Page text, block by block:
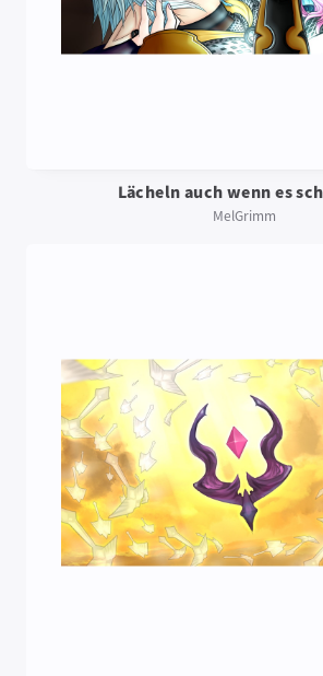
Lächeln auch wenn es
MelGrimm